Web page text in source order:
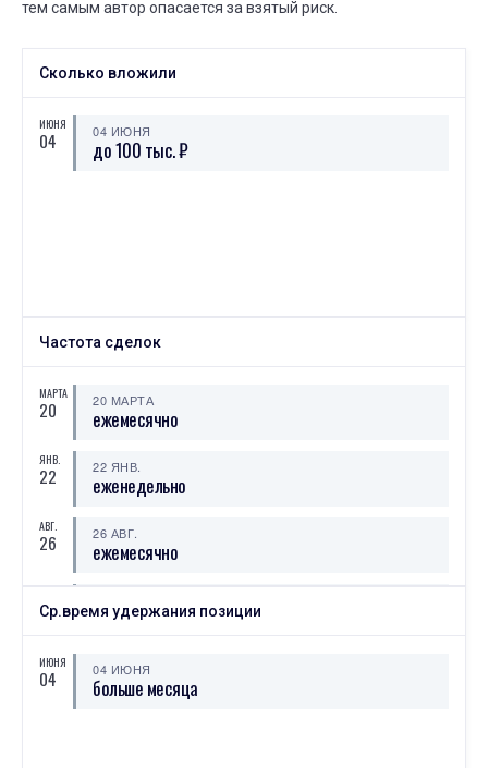
тем самым автор опасается за взятый риск.
Сколько вложили
ИЮНЯ
04 04 ИЮНЯ
до 100 тыс. ₽
Частота сделок
МАРТА
20 20 МАРТА
ежемесячно
ЯНВ.
22 22 ЯНВ.
еженедельно
АВГ.
26 26 АВГ.
ежемесячно
26 еженедельно
ИЮЛЯ
16 16 ИЮЛЯ
ежемесячно
Ср.время удержания позиции
ИЮНЯ
04 04 ИЮНЯ
больше месяца